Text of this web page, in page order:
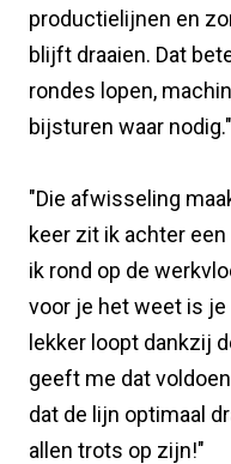
productielijnen en
blijft draaien. Dat
rondes lopen,
bijsturen waar nodig."
"Die afwisseling
keer zit ik achter
ik rond op de
voor je het weet is
lekker loopt dankzij
geeft me dat
dat de lijn optimaal
allen trots op zijn!"